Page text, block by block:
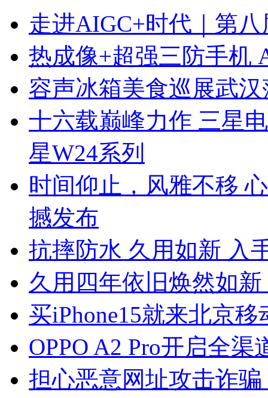
走进AIGC+时代｜第
热成像+超强三防手机
容声冰箱美食巡展武
十六载巅峰力作 三星
星W24系列
时间仰止，风雅不移
撼发布
抗摔防水 久用如新 入
久用四年依旧焕然如新
买iPhone15就来北京
OPPO A2 Pro开启全
担心恶意网址攻击诈